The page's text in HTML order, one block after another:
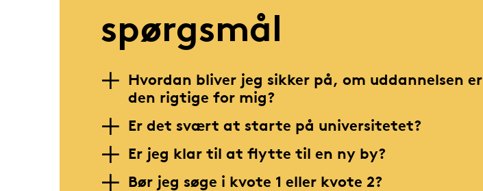
spørgsmål
Hvordan bliver jeg sikker på, om uddannelsen er
den rigtige for mig?
Er det svært at starte på universitetet?
Er jeg klar til at flytte til en ny by?
Bør jeg søge i kvote 1 eller kvote 2?